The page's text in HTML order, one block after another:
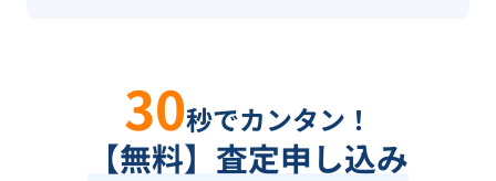
30秒でカンタン！
【無料】査定申し込み